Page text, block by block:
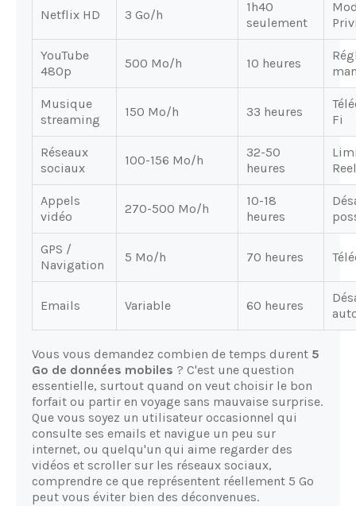
Netflix HD 3 Go/h
1h40
seulement
YouTube
480p
500 Mo/h 10 heures
Musique
streaming
150 Mo/h 33 heures
Fi
Réseaux
sociaux
100-156 Mo/h
32-50
heures
Appels
vidéo
270-500 Mo/h
10-18
heures
GPS /
Navigation
5 Mo/h 70 heures
Emails Variable 60 heures
Vous vous demandez combien de temps durent 5
Go de données mobiles ? C'est une question
essentielle, surtout quand on veut choisir le bon
forfait ou partir en voyage sans mauvaise surprise.
Que vous soyez un utilisateur occasionnel qui
consulte ses emails et navigue un peu sur
internet, ou quelqu'un qui aime regarder des
vidéos et scroller sur les réseaux sociaux,
comprendre ce que représentent réellement 5 Go
peut vous éviter bien des déconvenues.